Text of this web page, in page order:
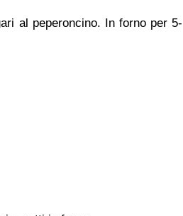
al peperoncino. In forno per 5-